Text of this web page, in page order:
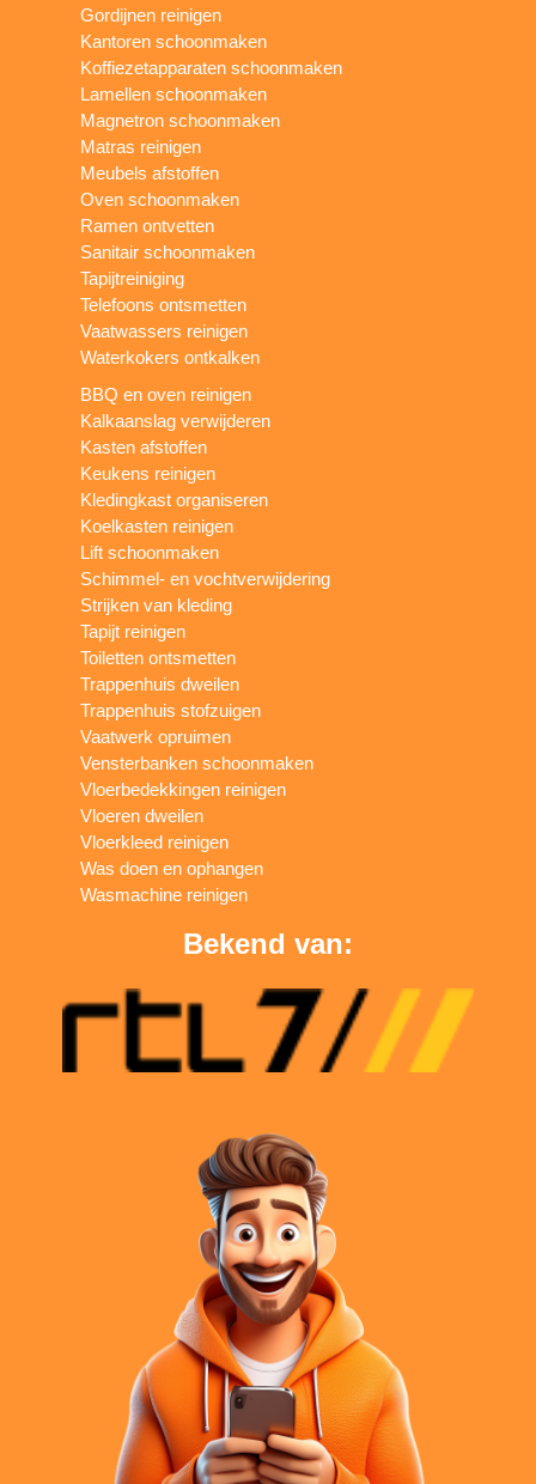
Gordijnen reinigen
Kantoren schoonmaken
Koffiezetapparaten schoonmaken
Lamellen schoonmaken
Magnetron schoonmaken
Matras reinigen
Meubels afstoffen
Oven schoonmaken
Ramen ontvetten
Sanitair schoonmaken
Tapijtreiniging
Telefoons ontsmetten
Vaatwassers reinigen
Waterkokers ontkalken
BBQ en oven reinigen
Kalkaanslag verwijderen
Kasten afstoffen
Keukens reinigen
Kledingkast organiseren
Koelkasten reinigen
Lift schoonmaken
Schimmel- en vochtverwijdering
Strijken van kleding
Tapijt reinigen
Toiletten ontsmetten
Trappenhuis dweilen
Trappenhuis stofzuigen
Vaatwerk opruimen
Vensterbanken schoonmaken
Vloerbedekkingen reinigen
Vloeren dweilen
Vloerkleed reinigen
Was doen en ophangen
Wasmachine reinigen
Bekend van: